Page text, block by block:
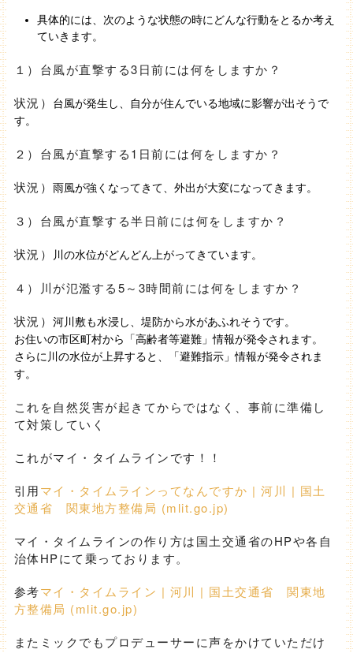
具体的には、次のような状態の時にどんな行動をとるか考え
ていきます。
１）台風が直撃する3日前には何をしますか？
状況）
台風が発生し、自分が住んでいる地域に影響が出そうで
す。
２）台風が直撃する1日前には何をしますか？
状況）雨風が強くなってきて、外出が大変になってきます。
３）台風が直撃する半日前には何をしますか？
状況）
川の水位がどんどん上がってきています。
４）川が氾濫する5～3時間前には何をしますか？
状況）河川敷も水浸し、堤防から水があふれそうです。
お住いの市区町村から「高齢者等避難」情報が発令されます。
さらに川の水位が上昇すると、「避難指示」情報が発令されま
す。
これを自然災害が起きてからではなく、事前に準備し
て対策していく
これがマイ・タイムラインです！！
引用マイ・タイムラインってなんですか | 河川 | 国土
交通省 関東地方整備局 (mlit.go.jp)
マイ・タイムラインの作り方は国土交通省のHPや各自
治体HPにて乗っております。
参考マイ・タイムライン | 河川 | 国土交通省 関東地
方整備局 (mlit.go.jp)
またミックでもプロデューサーに声をかけていただけ